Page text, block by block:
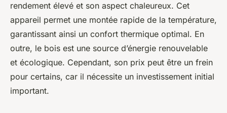
rendement élevé et son aspect chaleureux. Cet
appareil permet une montée rapide de la température,
garantissant ainsi un confort thermique optimal. En
outre, le bois est une source d’énergie renouvelable
et écologique. Cependant, son prix peut être un frein
pour certains, car il nécessite un investissement initial
important.